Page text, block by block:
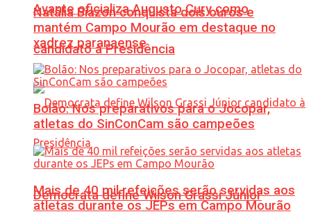
Avante oficializa Augusto Cury como
candidato à Presidência
Democrata define Wilson Grassi Júnior
Natália Biazon conquista dois ouros e
mantém Campo Mourão em destaque no
xadrez paranaense
Bolão: Nos preparativos para o Jocopar,
atletas do SinConCam são campeões
Mais de 40 mil refeições serão servidas aos
atletas durante os JEPs em Campo Mourão